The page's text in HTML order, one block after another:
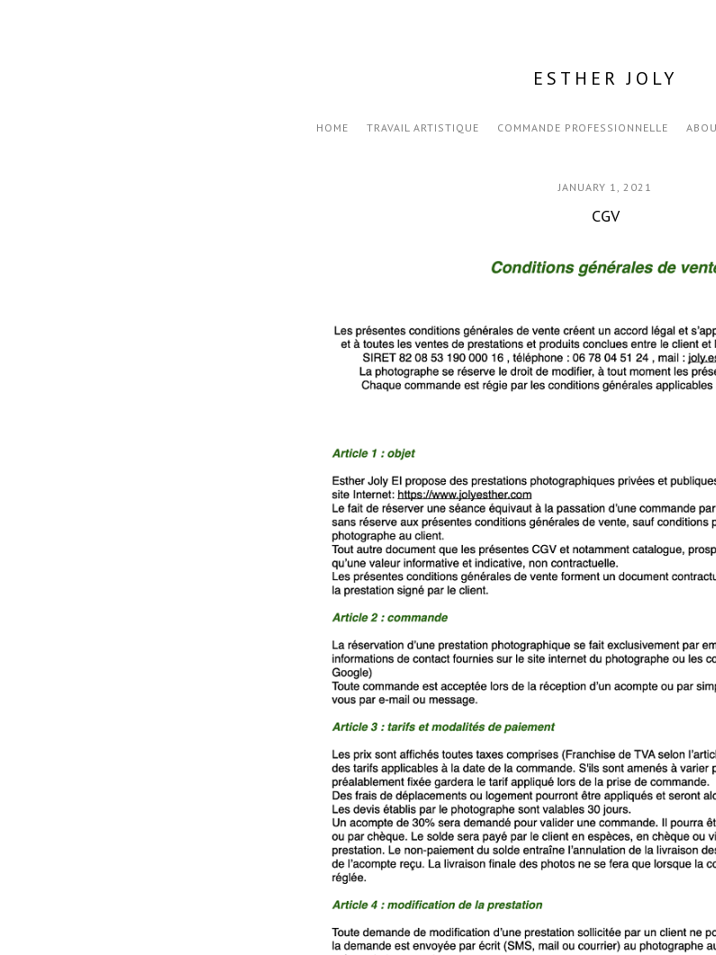
ESTHER JOLY
HOME TRAVAIL ARTISTIQUE COMMANDE PROFESSIONNELLE
JANUARY 1, 2021
CGV